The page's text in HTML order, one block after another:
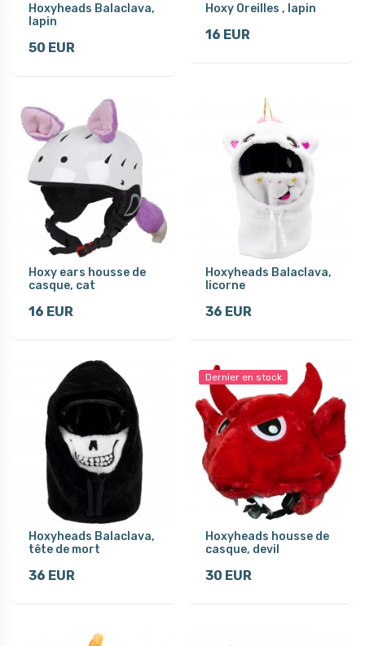
Hoxyheads Balaclava,
lapin
50 EUR
Hoxy Oreilles , lapin
16 EUR
Hoxy ears housse de
casque, cat
16 EUR
Hoxyheads Balaclava,
licorne
36 EUR
Hoxyheads Balaclava,
tête de mort
36 EUR
Dernier en stock
Hoxyheads housse de
casque, devil
30 EUR